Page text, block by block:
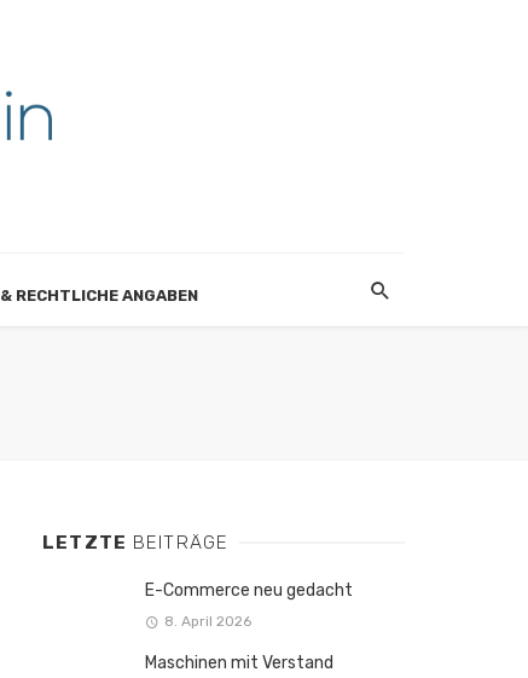
RECHTLICHE ANGABEN
LETZTE BEITRÄGE
E-Commerce neu gedacht
8. April 2026
Maschinen mit Verstand